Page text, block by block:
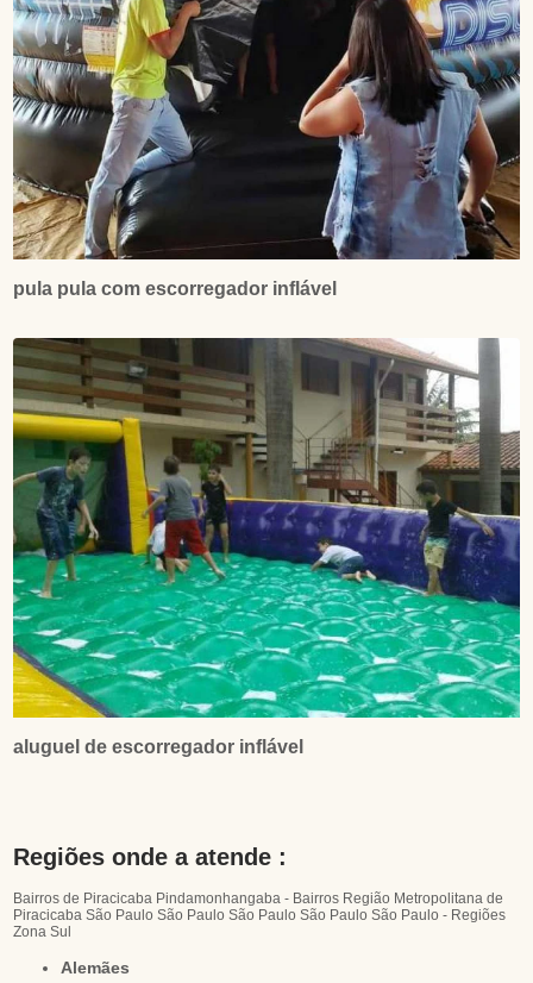
pula pula com escorregador inflável
aluguel de escorregador inflável
Regiões onde a atende :
Bairros de Piracicaba Pindamonhangaba - Bairros Região Metropolitana de
Piracicaba São Paulo São Paulo São Paulo São PauloSão Paulo - Regiões
Zona Sul
Alemães